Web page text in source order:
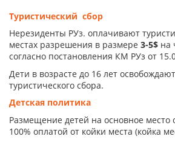
Туристический сбор
Нерезиденты РУз. оплачивают
местах разрешения в размере 3-5$ на
согласно постановления КМ РУз от
Дети в возрасте до 16 лет
туристического сбора.
Детская политика
Размещение детей на основное место
100% оплатой от койки места (койка